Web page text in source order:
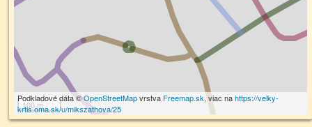
100 m
Podkladové dáta ©OpenStreetMapvrstva Freemap.sk, viac nahttps://velky-
krtis.oma.sk/u/mikszathova/25